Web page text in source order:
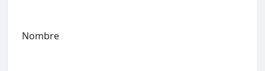
Nombre